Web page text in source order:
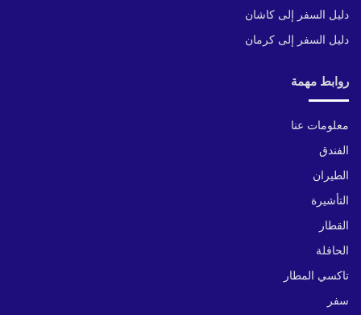
دليل السفر إلى كاشان
دليل السفر إلى كرمان
روابط مهمة
معلومات عنا
الفندق
الطيران
التأشيرة
القطار
الحافلة
تاكسي المطار
سفر